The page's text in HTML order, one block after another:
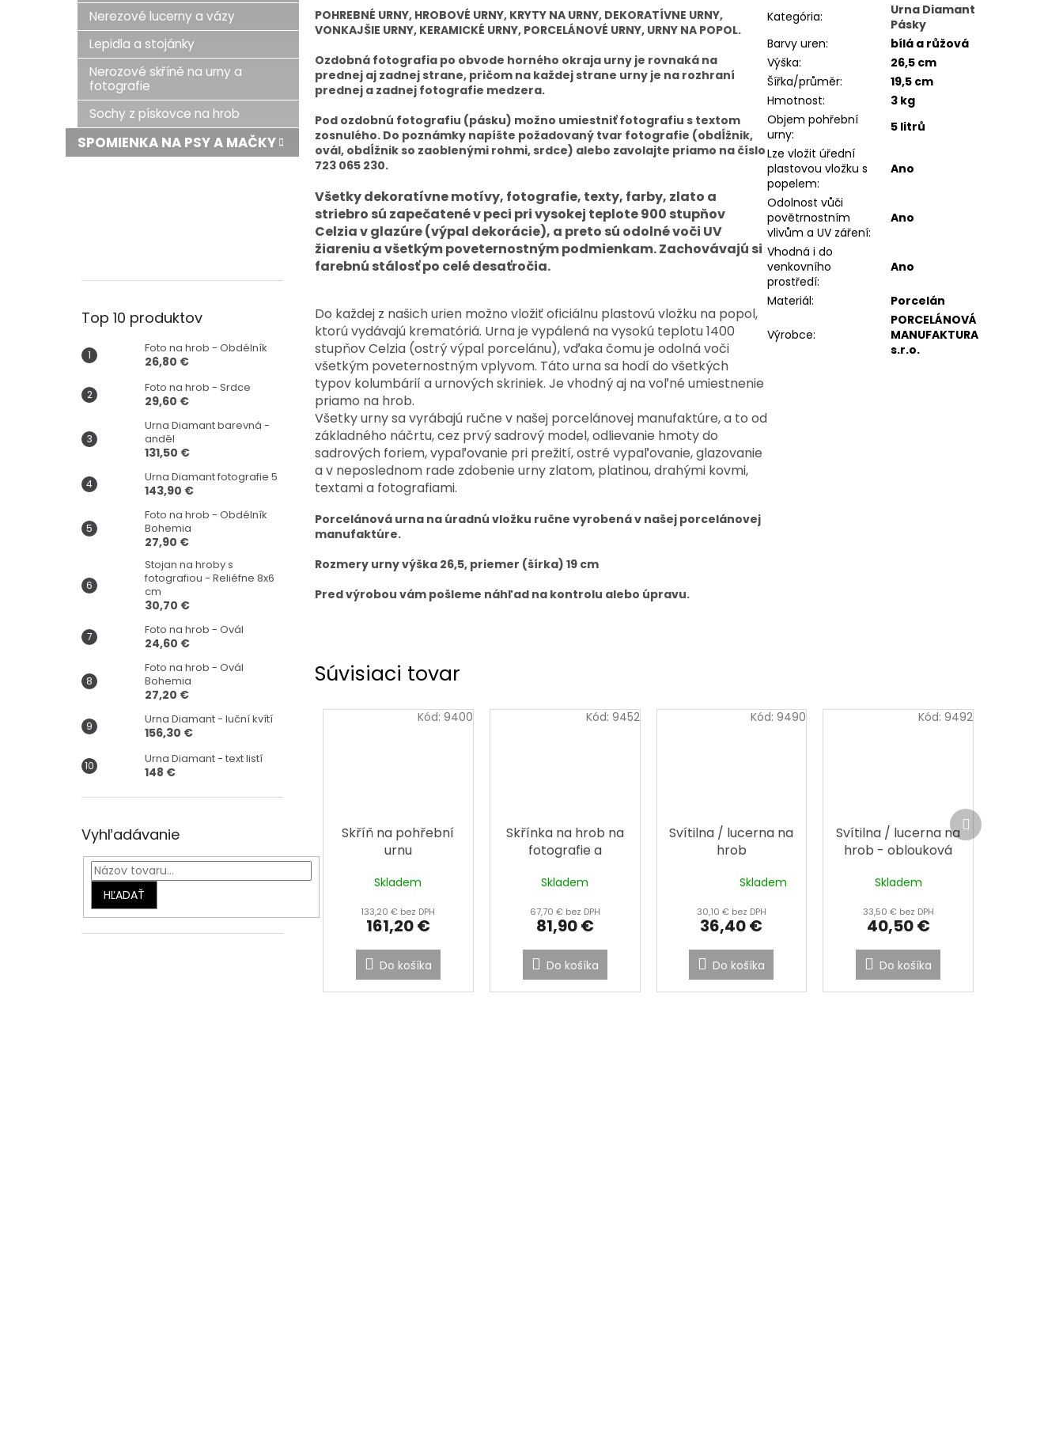
Nerezové lucerny a vázy
Lepidla a stojánky
Nerozové skříně na urny a
fotografie
Sochy z pískovce na hrob
SPOMIENKA NA PSY A MAČKY
Top 10 produktov
Foto na hrob - Obdélník
26,80 €
Foto na hrob - Srdce
29,60 €
Urna Diamant barevná -
anděl
131,50 €
Urna Diamant fotografie 5
143,90 €
Foto na hrob - Obdélník
Bohemia
27,90 €
Stojan na hroby s
fotografiou - Reliéfne 8x6
cm
30,70 €
Foto na hrob - Ovál
24,60 €
Foto na hrob - Ovál
Bohemia
27,20 €
Urna Diamant - luční kvítí
156,30 €
Urna Diamant - text listí
148 €
Vyhľadávanie
HĽADAŤ
Súvisiaci tovar
Skříň na pohřební
urnu
Skladem
133,20 € bez DPH
161,20 €
Do košíka
Kód: 9400
Skřínka na hrob na
fotografie a
Skladem
67,70 € bez DPH
81,90 €
Do košíka
Kód: 9452
Svítilna / lucerna na
hrob
produktu
hviezdičiek.
Skladem
30,10 € bez DPH
36,40 €
Do košíka
Kód:9490
Svítilna / lucerna na
hrob - oblouková
Skladem
33,50 € bez DPH
40,50 €
Do košíka
Kód: 9492
Ďalší
produkt
POHREBNÉ URNY, HROBOVÉ URNY, KRYTY NA URNY, DEKORATÍVNE URNY,
VONKAJŠIE URNY, KERAMICKÉ URNY, PORCELÁNOVÉ URNY, URNY NA POPOL.
Ozdobná fotografia po obvode horného okraja urny je rovnaká na
prednej aj zadnej strane, pričom na každej strane urny je na rozhraní
prednej a zadnej fotografie medzera.
Pod ozdobnú fotografiu (pásku) možno umiestniť fotografiu s textom
zosnulého. Do poznámky napíšte požadovaný tvar fotografie (obdĺžnik,
ovál, obdĺžnik so zaoblenými rohmi, srdce) alebo zavolajte priamo na číslo
723 065 230.
Všetky dekoratívne motívy, fotografie, texty, farby, zlato a
striebro sú zapečatené v peci pri vysokej teplote 900 stupňov
Celzia v glazúre (výpal dekorácie), a preto sú odolné voči UV
žiareniu a všetkým poveternostným podmienkam. Zachovávajú si
farebnú stálosť po celé desaťročia.
Do každej z našich urien možno vložiť oficiálnu plastovú vložku na popol,
ktorú vydávajú krematóriá. Urna je vypálená na vysokú teplotu 1400
stupňov Celzia (ostrý výpal porcelánu), vďaka čomu je odolná voči
všetkým poveternostným vplyvom. Táto urna sa hodí do všetkých
typov kolumbárií a urnových skriniek. Je vhodný aj na voľné umiestnenie
priamo na hrob.
Všetky urny sa vyrábajú ručne v našej porcelánovej manufaktúre, a to od
základného náčrtu, cez prvý sadrový model, odlievanie hmoty do
sadrových foriem, vypaľovanie pri prežití, ostré vypaľovanie, glazovanie
a v neposlednom rade zdobenie urny zlatom, platinou, drahými kovmi,
textami a fotografiami.
Porcelánová urna na úradnú vložku ručne vyrobená v našej porcelánovej
manufaktúre.
Rozmery urny výška 26,5, priemer (šírka) 19 cm
Pred výrobou vám pošleme náhľad na kontrolu alebo úpravu.
Kategória:
Urna Diamant
Pásky
Barvy uren:
bílá a růžová
Výška:
26,5 cm
Šířka/průměr:
19,5 cm
Hmotnost:
3 kg
Objem pohřební
urny:
5 litrů
Lze vložit úřední
plastovou vložku s
popelem:
Ano
Odolnost vůči
povětrnostním
vlivům a UV záření:
Ano
Vhodná i do
venkovního
prostředí:
Ano
Materiál: Porcelán
Výrobce:
PORCELÁNOVÁ
MANUFAKTURA
s.r.o.